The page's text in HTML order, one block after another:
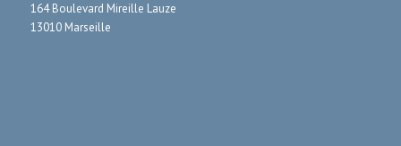
164 Boulevard Mireille Lauze
13010 Marseille